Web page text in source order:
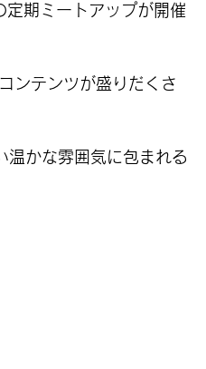
期ミートアップが開催
ンテンツが盛りだくさ
かな雰囲気に包まれる